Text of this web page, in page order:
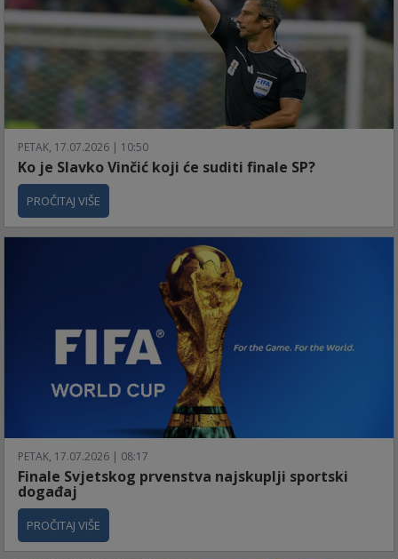
PETAK, 17.07.2026 | 10:50
Ko je Slavko Vinčić koji će suditi finale SP?
PROČITAJ VIŠE
PETAK, 17.07.2026 | 08:17
Finale Svjetskog prvenstva najskuplji sportski
događaj
PROČITAJ VIŠE